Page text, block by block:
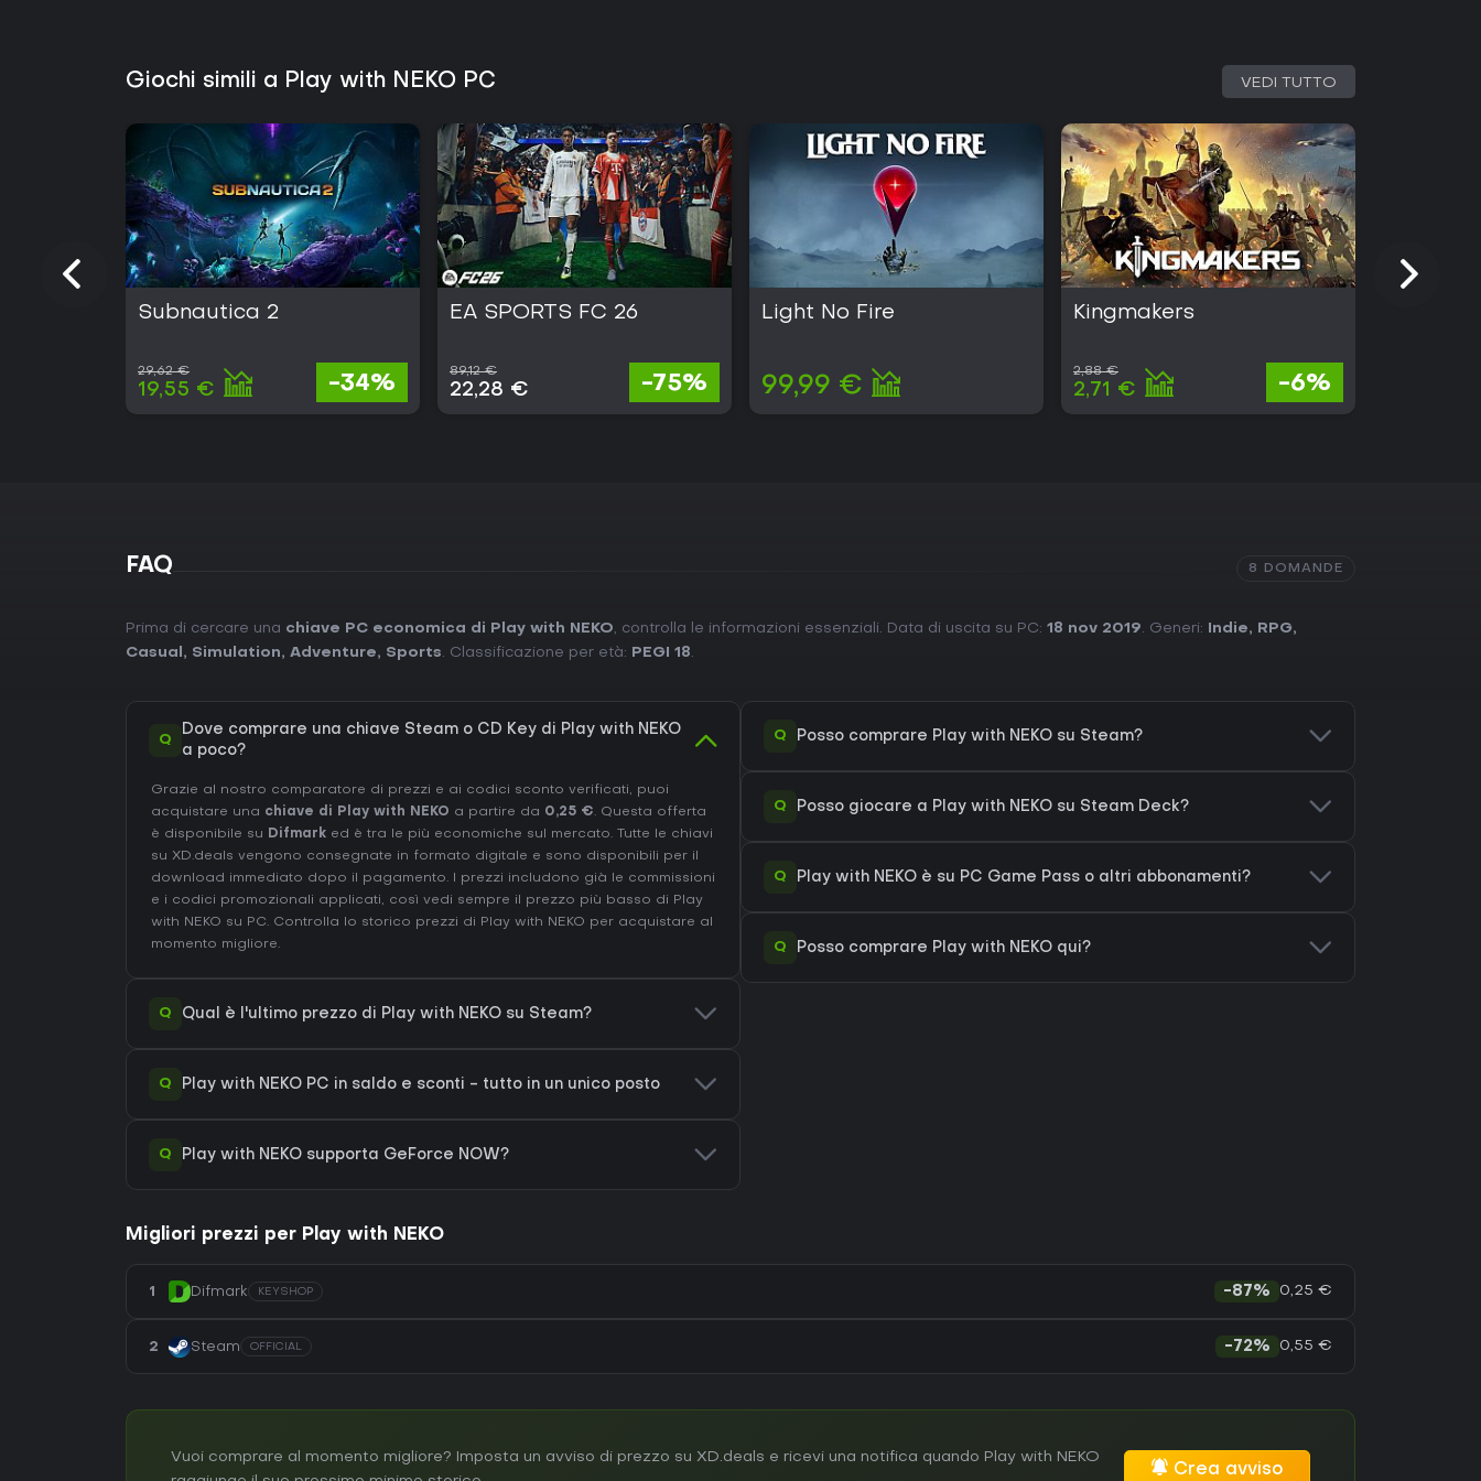
Giochi simili a Play with NEKO PC VEDI TUTTO
Subnautica 2
29,62 €
19,55 € -34%
EA SPORTS FC 26
89,12 €
22,28 € -75%
Light No Fire
99,99 €
Kingmakers
2,88 €
2,71 € -6%
FAQ 8 DOMANDE
Prima di cercare una chiave PC economica di Play with NEKO, controlla le informazioni essenziali. Data di uscita su PC: 18 nov 2019. Generi: Indie, RPG,
Casual , Simulation, Adventure, Sports. Classificazione per età: PEGI 18.
Q
Dove comprare una chiave Steam o CD Key di Play with NEKO
a poco?
Grazie al nostro comparatore di prezzi e ai codici sconto verificati, puoi
acquistare una chiave di Play with NEKO a partire da 0,25 €. Questa offerta
è disponibile su Difmark ed è tra le più economiche sul mercato. Tutte le chiavi
su XD.deals vengono consegnate in formato digitale e sono disponibili per il
download immediato dopo il pagamento. I prezzi includono già le commissioni
e i codici promozionali applicati, così vedi sempre il prezzo più basso di Play
with NEKO su PC. Controlla lo storico prezzi di Play with NEKO per acquistare al
momento migliore.
Q Qual è l'ultimo prezzo di Play with NEKO su Steam?
Q Play with NEKO PC in saldo e sconti - tutto in un unico posto
Q Play with NEKO supporta GeForce NOW?
Q Posso comprare Play with NEKO su Steam?
Q Posso giocare a Play with NEKO su Steam Deck?
Q Play with NEKO è su PC Game Pass o altri abbonamenti?
Q Posso comprare Play with NEKO qui?
Migliori prezzi per Play with NEKO
1 Difmark KEYSHOP -87% 0,25 €
2 Steam OFFICIAL -72% 0,55 €
Vuoi comprare al momento migliore? Imposta un avviso di prezzo su XD.deals e ricevi una notifica quando Play with NEKO
Crea avviso